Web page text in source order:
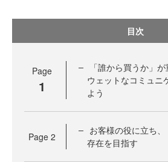
目次
Page
1
「誰から買うか」
ウェットなコミュニ
よう
Page 2
お客様の役に立ち、
存在を目指す